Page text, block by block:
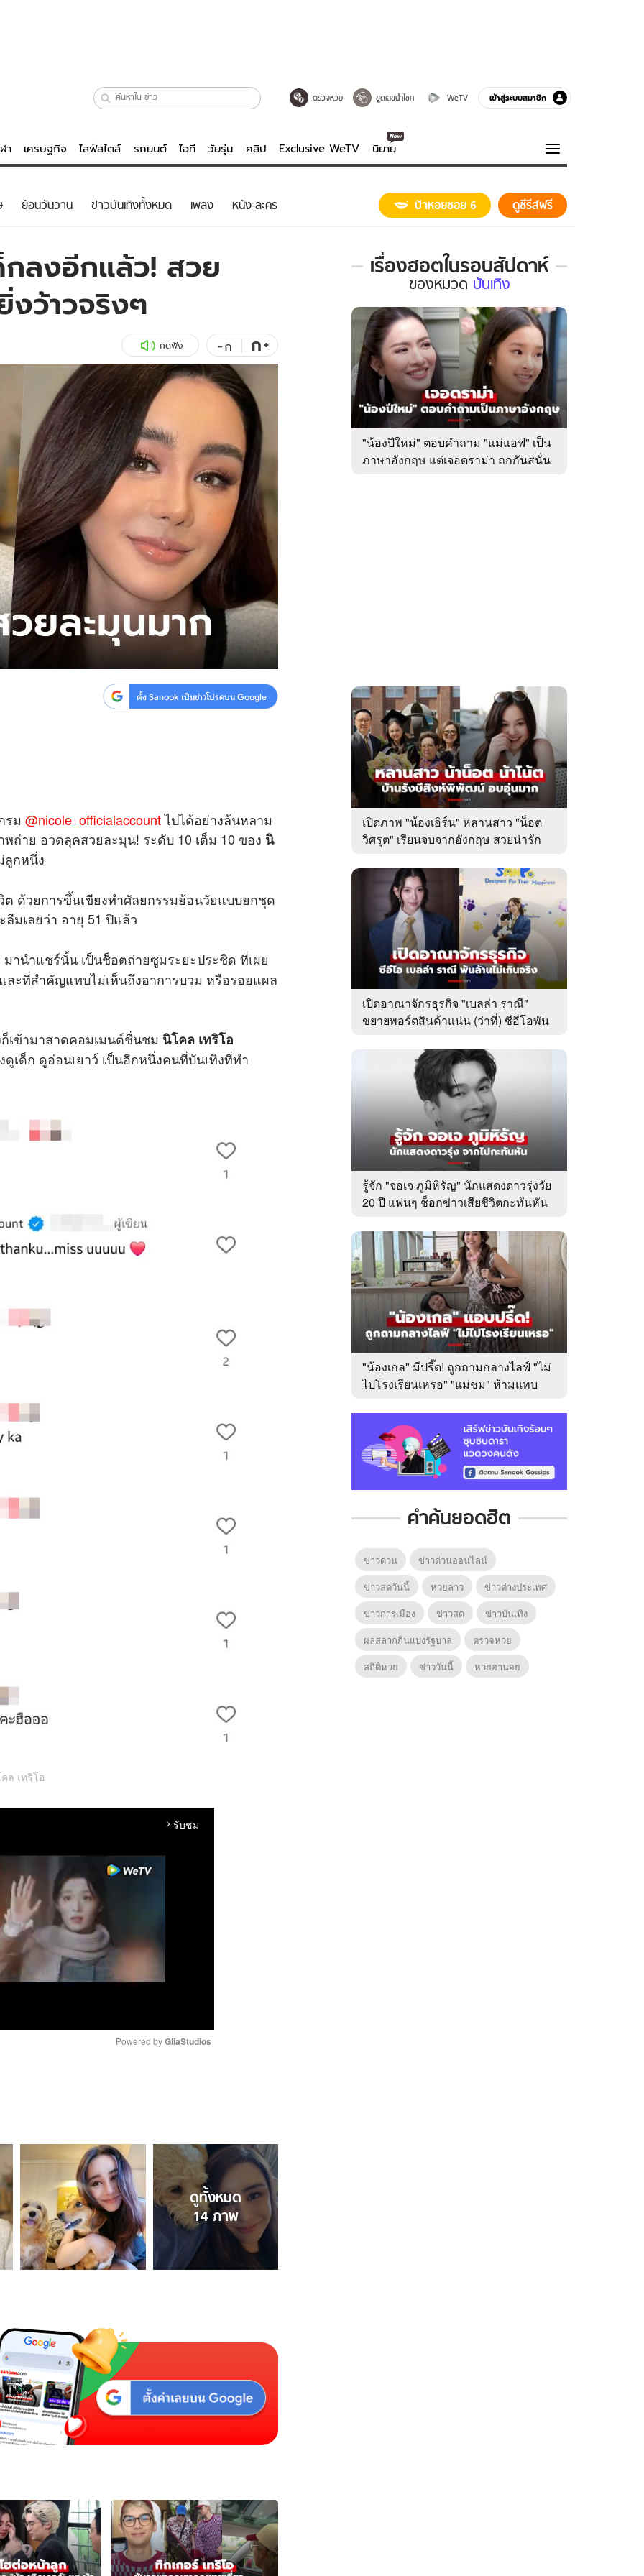
ตรวจหวย ขูดเลขนำโชค WeTV เข้าสู่ระบบสมาชิก
า เศรษฐกิจ ไลฟ์สไตล์ รถยนต์ ไอที วัยรุ่น คลิป Exclusive WeTV นิยาย
วจหวย ไลฟ์สไตล์
วัยรุ่น
ไอที
รถยนต์
สุขภาพ
เที่ยว-กิน
Tasteful Thailand
Sanook Choice
บันเทิงครบรส
ดูทีวี
WeTV
ความรู้รอบตัว
ฮาวทู
ลได้ที่
ย้อนวันวาน ข่าวบันเทิงทั้งหมด เพลง หนัง-ละคร ป้าหอยซอย 6 ดูซีรีส์ฟรี
กลงอีกแล้ว! สวย
ว้าวจริงๆ
กดฟัง -ก ก+
ตั้ง Sanook เป็นข่าวโปรดบน Google
รม @nicole_officialaccountไปได้อย่างล้นหลาม
ถ่าย อวดลุคสวยละมุน! ระดับ 10 เต็ม 10 ของ นิ
กหนึ่ง
ด้วยการขึ้นเขียงทำศัลยกรรมย้อนวัยแบบยกชุด
มเลยว่า อายุ 51 ปีแล้ว
มานำแชร์นั้น เป็นช็อตถ่ายซูมระยะประชิด ที่เผย
ะที่สำคัญแทบไม่เห็นถึงอาการบวม หรือรอยแผล
เข้ามาสาดคอมเมนต์ชื่นชม นิโคล เทริโอ
ดูเด็ก ดูอ่อนเยาว์ เป็นอีกหนึ่งคนที่บันเทิงที่ทำ
ล เทริโอ
arrow_forward_ios รับชม
e
Powered by GliaStudios
ดูทั้งหมด
14ภาพ
เรื่องฮอตในรอบสัปดาห์
เรื่อง
ใน
รอบ
สัปดาห์
ของ
หมวด
บันเทิง
ของหมวด บันเทิง
"น้องปีใหม่" ตอบคำถาม "แม่แอฟ" เป็น
ภาษาอังกฤษ แต่เจอดราม่า ถกกันสนั่น
เปิดภาพ "น้องเอิร์น" หลานสาว "น็อต
วิศรุต" เรียนจบจากอังกฤษ สวยน่ารัก
เปิดอาณาจักรธุรกิจ "เบลล่า ราณี"
ขยายพอร์ตสินค้าแน่น (ว่าที่) ซีอีโอพัน
รู้จัก "จอเจ ภูมิหิรัญ" นักแสดงดาวรุ่งวัย
20 ปี แฟนๆ ช็อกข่าวเสียชีวิตกะทันหัน
"น้องเกล" มีปรี๊ด! ถูกถามกลางไลฟ์ "ไม่
ไปโรงเรียนเหรอ" "แม่ชม" ห้ามแทบ
คำค้นยอดฮิต
ข่าวด่วน
ข่าวด่วนออนไลน์
ข่าวสดวันนี้
หวยลาว
ข่าวต่างประเทศ
ข่าวการเมือง
ข่าวสด
ข่าวบันเทิง
ผลสลากกินแบ่งรัฐบาล
ตรวจหวย
สถิติหวย
ข่าววันนี้ หวยฮานอย